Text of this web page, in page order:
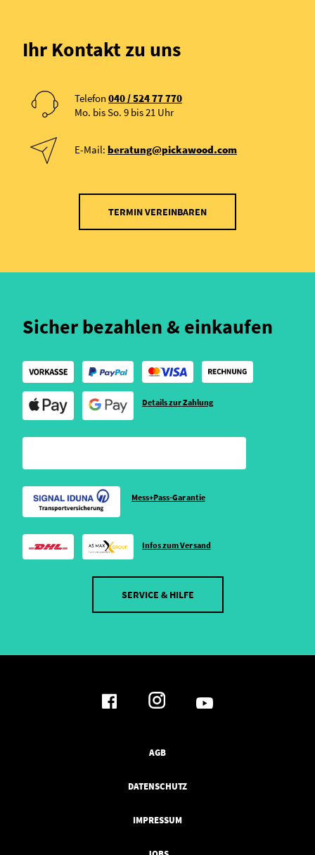
Ihr Kontakt zu uns
Telefon 040 / 524 77 770
Mo. bis So. 9 bis 21 Uhr
E-Mail: beratung@pickawood.com
TERMIN VEREINBAREN
Sicher bezahlen & einkaufen
Details zur Zahlung
Mess+Pass-Garantie
Infos zum Versand
SERVICE & HILFE
AGB
DATENSCHUTZ
IMPRESSUM